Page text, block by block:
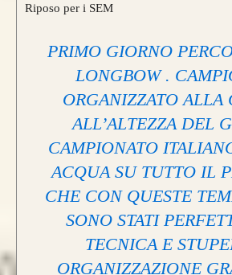
Riposo per i SEM
PRIMO GIORNO
LONGBOW .
ORGANIZZATO ALLA
ALL’ALTEZZA DEL
CAMPIONATO
ACQUA SU TUTTO IL
CHE CON QUESTE
SONO STATI
TECNICA E
ORGANIZZAZIONE